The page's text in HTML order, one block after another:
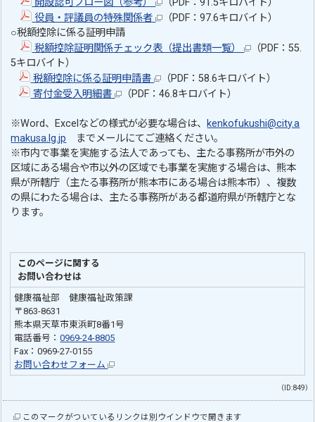
役員・評議員の特殊関係者
（PDF：97.6キロバイト）
○税額控除に係る証明申請
税額控除証明関係チェック表（提出書類一覧）
（PDF：55.
5キロバイト）
税額控除に係る証明申請書
（PDF：58.6キロバイト）
寄付金受入明細書
（PDF：46.8キロバイト）
※Word、Excelなどの様式が必要な場合は、 kenkofukushi@city.a
makusa.lg.jp までメールにてご連絡ください。
※市内で事業を実施する法人であっても、主たる事務所が市外の
区域にある場合や市以外の区域でも事業を実施する場合は、熊本
県が所轄庁（主たる事務所が熊本市にある場合は熊本市）、複数
の県にわたる場合は、主たる事務所がある都道府県が所轄庁とな
ります。
このページに関する
お問い合わせは
健康福祉部 健康福祉政策課
〒863-8631
熊本県天草市東浜町8番1号
電話番号：0969-24-8805
Fax：0969-27-0155
お問い合わせフォーム
（ID:849）
このマークがついているリンクは別ウインドウで開きます